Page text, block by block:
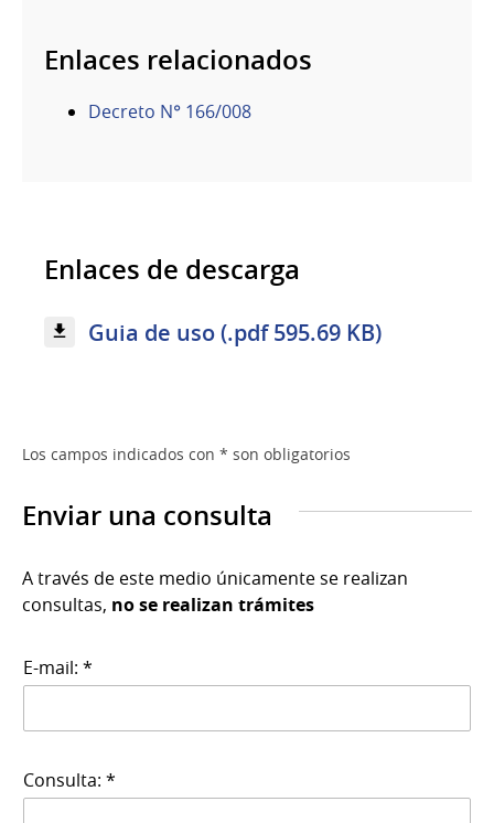
Enlaces relacionados
Decreto N° 166/008
Enlaces de descarga
Guia de uso (.pdf 595.69 KB)
Los campos indicados con * son obligatorios
Enviar una consulta
A través de este medio únicamente se realizan
consultas, no se realizan trámites
E-mail: *
Consulta: *